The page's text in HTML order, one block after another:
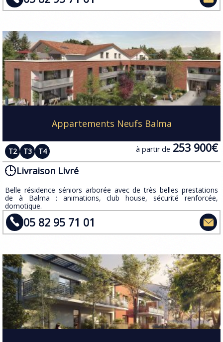
Appartements Neufs Balma
T2 T3 T4 à partir de 253 900€
Livraison Livré
Belle résidence séniors arborée avec de très belles prestations
de à Balma : animations, club house, sécurité renforcée,
domotique.
05 82 95 71 01